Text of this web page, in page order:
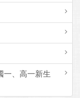
一、高一新生